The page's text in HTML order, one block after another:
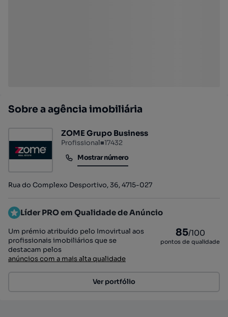
Sobre a agência imobiliária
ZOME Grupo Business
Profissional■17432
Mostrar número
Mostrar número
Rua do Complexo Desportivo, 36, 4715-027
Líder PRO em Qualidade de Anúncio
Um prémio atribuído pelo Imovirtual aos
profissionais imobiliários que se
destacam pelos
anúncios com a mais alta qualidade
85/100
pontos de qualidade
Ver portfólio